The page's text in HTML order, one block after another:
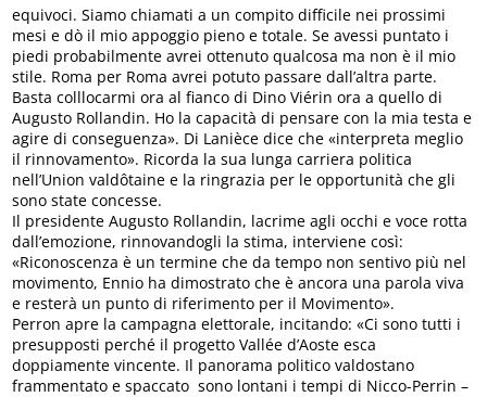
equivoci. Siamo chiamati a un compito difficile nei prossimi
mesi e dò il mio appoggio pieno e totale. Se avessi puntato i
piedi probabilmente avrei ottenuto qualcosa ma non è il mio
stile. Roma per Roma avrei potuto passare dall’altra parte.
Basta colllocarmi ora al fianco di Dino Viérin ora a quello di
Augusto Rollandin. Ho la capacità di pensare con la mia testa e
agire di conseguenza». Di Lanièce dice che «interpreta meglio
il rinnovamento». Ricorda la sua lunga carriera politica
nell’Union valdôtaine e la ringrazia per le opportunità che gli
sono state concesse.
Il presidente Augusto Rollandin, lacrime agli occhi e voce rotta
dall’emozione, rinnovandogli la stima, interviene così:
«Riconoscenza è un termine che da tempo non sentivo più nel
movimento, Ennio ha dimostrato che è ancora una parola viva
e resterà un punto di riferimento per il Movimento».
Perron apre la campagna elettorale, incitando: «Ci sono tutti i
presupposti perché il progetto Vallée d’Aoste esca
doppiamente vincente. Il panorama politico valdostano
frammentato e spaccato  sono lontani i tempi di Nicco-Perrin –